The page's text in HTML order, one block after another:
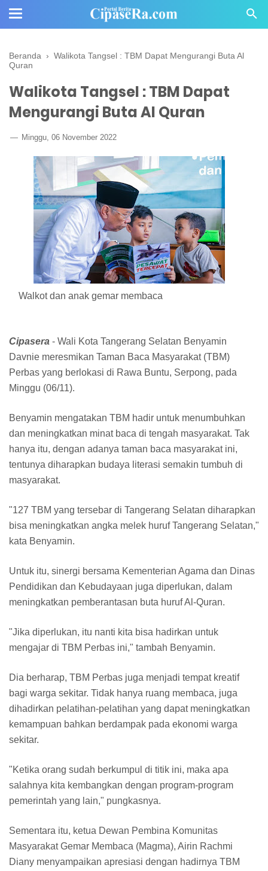
Beranda › Walikota Tangsel : TBM Dapat Mengurangi Buta Al
Quran
Walikota Tangsel : TBM Dapat
Mengurangi Buta Al Quran
Minggu, 06 November 2022
Walkot dan anak gemar membaca
Cipasera - Wali Kota Tangerang Selatan Benyamin
Davnie meresmikan Taman Baca Masyarakat (TBM)
Perbas yang berlokasi di Rawa Buntu, Serpong, pada
Minggu (06/11).
Benyamin mengatakan TBM hadir untuk menumbuhkan
dan meningkatkan minat baca di tengah masyarakat. Tak
hanya itu, dengan adanya taman baca masyarakat ini,
tentunya diharapkan budaya literasi semakin tumbuh di
masyarakat.
"127 TBM yang tersebar di Tangerang Selatan diharapkan
bisa meningkatkan angka melek huruf Tangerang Selatan,"
kata Benyamin.
Untuk itu, sinergi bersama Kementerian Agama dan Dinas
Pendidikan dan Kebudayaan juga diperlukan, dalam
meningkatkan pemberantasan buta huruf Al-Quran.
"Jika diperlukan, itu nanti kita bisa hadirkan untuk
mengajar di TBM Perbas ini," tambah Benyamin.
Dia berharap, TBM Perbas juga menjadi tempat kreatif
bagi warga sekitar. Tidak hanya ruang membaca, juga
dihadirkan pelatihan-pelatihan yang dapat meningkatkan
kemampuan bahkan berdampak pada ekonomi warga
sekitar.
"Ketika orang sudah berkumpul di titik ini, maka apa
salahnya kita kembangkan dengan program-program
pemerintah yang lain," pungkasnya.
Sementara itu, ketua Dewan Pembina Komunitas
Masyarakat Gemar Membaca (Magma), Airin Rachmi
Diany menyampaikan apresiasi dengan hadirnya TBM